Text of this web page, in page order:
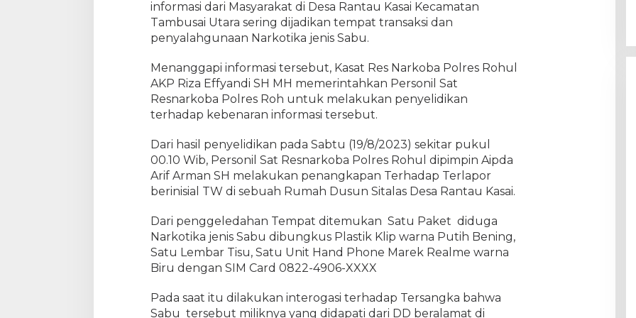
a
n
g
p
S
a
t
s
N
a
k
o
a
P
l
informasi dari Masyarakat di Desa Rantau Kasai Kecamatan
Tambusai Utara sering dijadikan tempat transaksi dan
penyalahgunaan Narkotika jenis Sabu.
Menanggapi informasi tersebut, Kasat Res Narkoba Polres Rohul
AKP Riza Effyandi SH MH memerintahkan Personil Sat
Resnarkoba Polres Roh untuk melakukan penyelidikan
terhadap kebenaran informasi tersebut.
Dari hasil penyelidikan pada Sabtu (19/8/2023) sekitar pukul
00.10 Wib, Personil Sat Resnarkoba Polres Rohul dipimpin Aipda
Arif Arman SH melakukan penangkapan Terhadap Terlapor
berinisial TW di sebuah Rumah Dusun Sitalas Desa Rantau Kasai.
Dari penggeledahan Tempat ditemukan Satu Paket diduga
Narkotika jenis Sabu dibungkus Plastik Klip warna Putih Bening,
Satu Lembar Tisu, Satu Unit Hand Phone Marek Realme warna
Biru dengan SIM Card 0822-4906-XXXX
Pada saat itu dilakukan interogasi terhadap Tersangka bahwa
Sabu tersebut miliknya yang didapati dari DD beralamat di